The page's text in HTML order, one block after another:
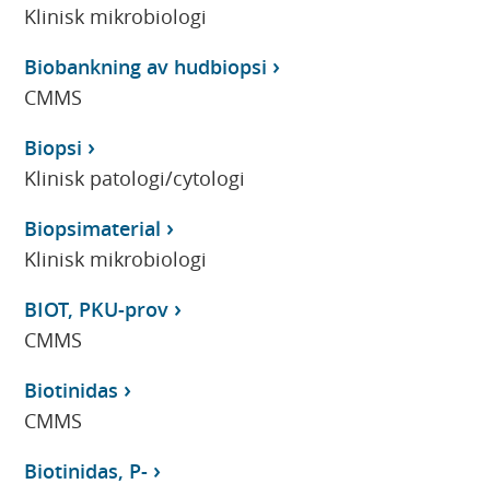
Klinisk mikrobiologi
Biobankning av hudbiopsi
CMMS
Biopsi
Klinisk patologi/cytologi
Biopsimaterial
Klinisk mikrobiologi
BIOT, PKU-prov
CMMS
Biotinidas
CMMS
Biotinidas, P-